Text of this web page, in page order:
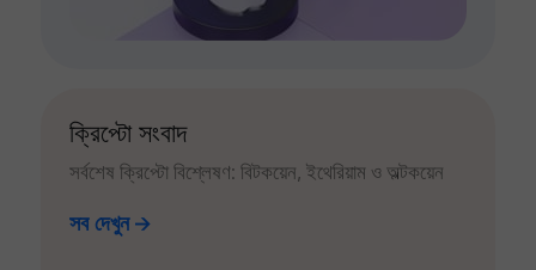
ক্রিপ্টো সংবাদ
সর্বশেষ ক্রিপ্টো বিশ্লেষণ: বিটকয়েন, ইথেরিয়াম ও অল্টকয়েন
সব দেখুন